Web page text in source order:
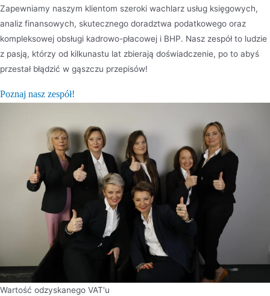
Zapewniamy naszym klientom szeroki wachlarz usług księgowych,
analiz finansowych, skutecznego doradztwa podatkowego oraz
kompleksowej obsługi kadrowo-płacowej i BHP. Nasz zespół to ludzie
z pasją, którzy od kilkunastu lat zbierają doświadczenie, po to abyś
przestał błądzić w gąszczu przepisów!
Poznaj nasz zespół!
Wartość odzyskanego VAT'u